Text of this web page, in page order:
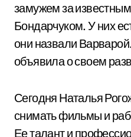
замужем за
Бондарчуком. У них
они назвали
объявила о своем
Сегодня Наталья
снимать фильмы и
Ее талант и